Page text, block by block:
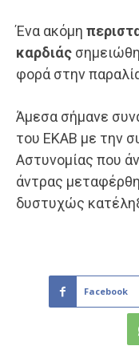
Ένα ακόμη
καρδιάς
φορά στην
Άμεσα σήμανε
του ΕΚΑΒ με την
Αστυνομίας που
άντρας
δυστυχώς
Facebook